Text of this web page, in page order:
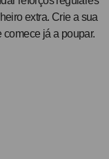
extra. Crie a sua
já a poupar.